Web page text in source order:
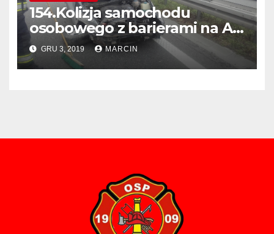
154.Kolizja samochodu
osobowego z barierami na A4
405 km. w Kierunku Tarnowa
GRU 3, 2019 MARCIN